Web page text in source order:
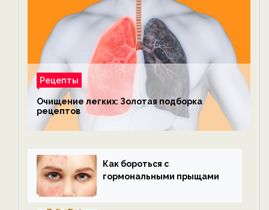
Рецепты
Очищение легких: Золотая подборка
рецептов
Как бороться с
гормональными прыщами